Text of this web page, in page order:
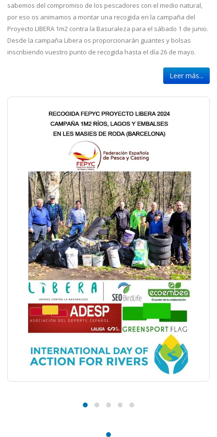
sabemos del compromiso de los pescadores con el medio natural,
por eso os animamos a montar una recogida en la campaña del
Proyecto LIBERA 1m2 contra la Basuraleza para el sábado 1 de junio.
Desde la campaña Libera os proporcionarán guantes y bolsas
inscribiendo vuestro punto de recogida hasta el día 26 de mayo.
Leer más...